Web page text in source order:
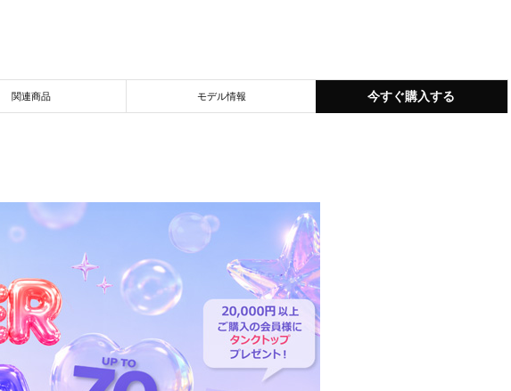
関連商品 モデル情報 今すぐ購入する